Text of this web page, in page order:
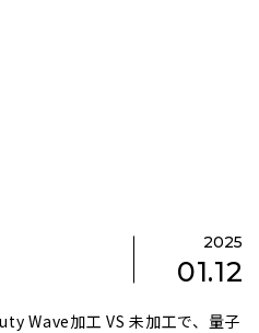
2025
01.12
Wave加工 VS 未加工で、量子